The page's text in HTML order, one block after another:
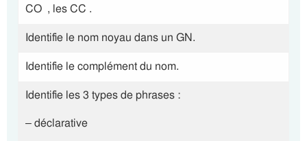
CO , les CC .
Identifie le nom noyau dans un GN.
Identifie le complément du nom.
Identifie les 3 types de phrases :
– déclarative